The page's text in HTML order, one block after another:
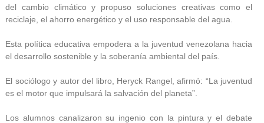
del cambio climático y propuso soluciones creativas como el
reciclaje, el ahorro energético y el uso responsable del agua.
Esta política educativa empodera a la juventud venezolana hacia
el desarrollo sostenible y la soberanía ambiental del país.
El sociólogo y autor del libro, Heryck Rangel, afirmó: “La juventud
es el motor que impulsará la salvación del planeta”.
Los alumnos canalizaron su ingenio con la pintura y el debate